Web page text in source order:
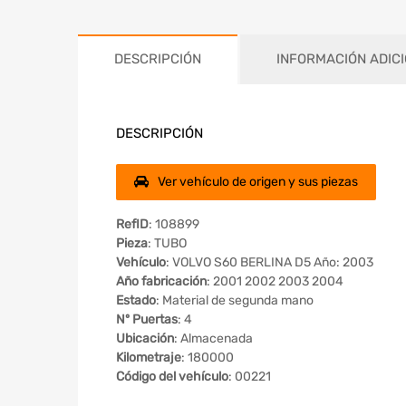
DESCRIPCIÓN INFORMACIÓN
DESCRIPCIÓN
Ver vehículo de origen y sus piezas
RefID: 108899
Pieza: TUBO
Vehículo: VOLVO S60 BERLINA D5 Año: 2003
Año fabricación: 2001 2002 2003 2004
Estado: Material de segunda mano
Nº Puertas: 4
Ubicación: Almacenada
Kilometraje: 180000
Código del vehículo: 00221